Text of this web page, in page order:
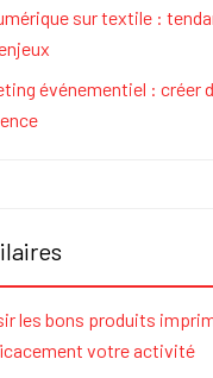
sur textile :
événementiel : créer
les bons produits
votre activité